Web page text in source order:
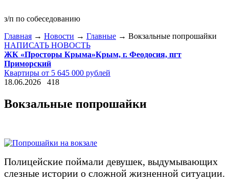
з/п по собеседованию
Главная → Новости → Главные → Вокзальные попрошайки
НАПИСАТЬ НОВОСТЬ
ЖК «Просторы Крыма»Крым, г. Феодосия, пгт
Приморский
Квартиры от 5 645 000 рублей
18.06.2026
418
Вокзальные попрошайки
Полицейские поймали девушек, выдумывающих
слезные истории о сложной жизненной ситуации.